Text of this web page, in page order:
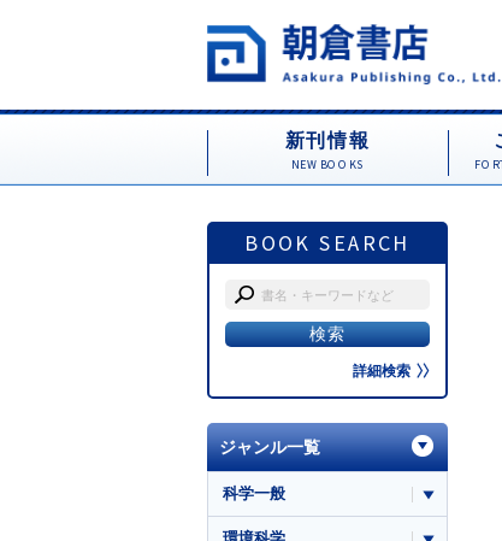
新刊情報
NEW BOOKS
BOOK SEARCH
詳細検索
ジャンル一覧
科学一般